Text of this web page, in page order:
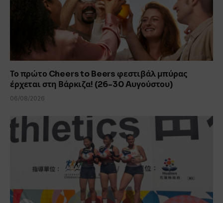
Το πρώτο Cheers to Beers φεστιβάλ μπύρας
έρχεται στη Βάρκιζα! (26-30 Aυγούστου)
06/08/2026